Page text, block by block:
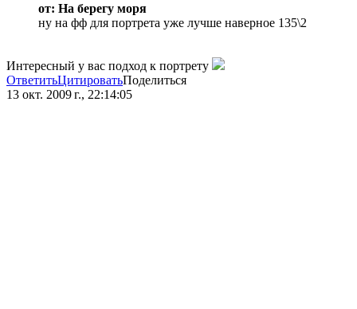
от: На берегу моря
ну на фф для портрета уже лучше наверное 135\2
Интересный у вас подход к портрету
ОтветитьЦитироватьПоделиться
13 окт. 2009 г., 22:14:05